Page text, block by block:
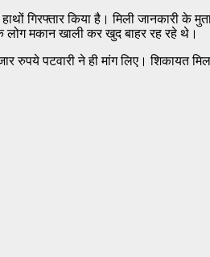
गिरफ्तार किया है। मिली जानकारी के
लोग मकान खाली कर खुद बाहर रह रहे थे।
पटवारी ने ही मांग लिए। शिकायत